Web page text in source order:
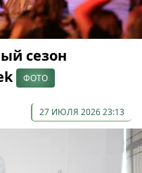
сезон
ФОТО
27 ИЮЛЯ 2026 23:13